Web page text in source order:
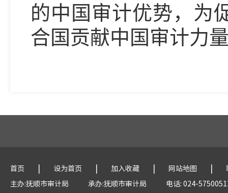
的中国审计优势，为
合国贡献中国审计力
首页 | 设为首页 | 加入收藏 | 网站地图 |
主办:抚顺市审计局
承办:抚顺市审计局
电话: 024-